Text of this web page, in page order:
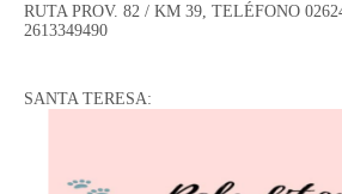
RUTA PROV. 82 / KM 39, TELÉFONO
2613349490
SANTA TERESA: